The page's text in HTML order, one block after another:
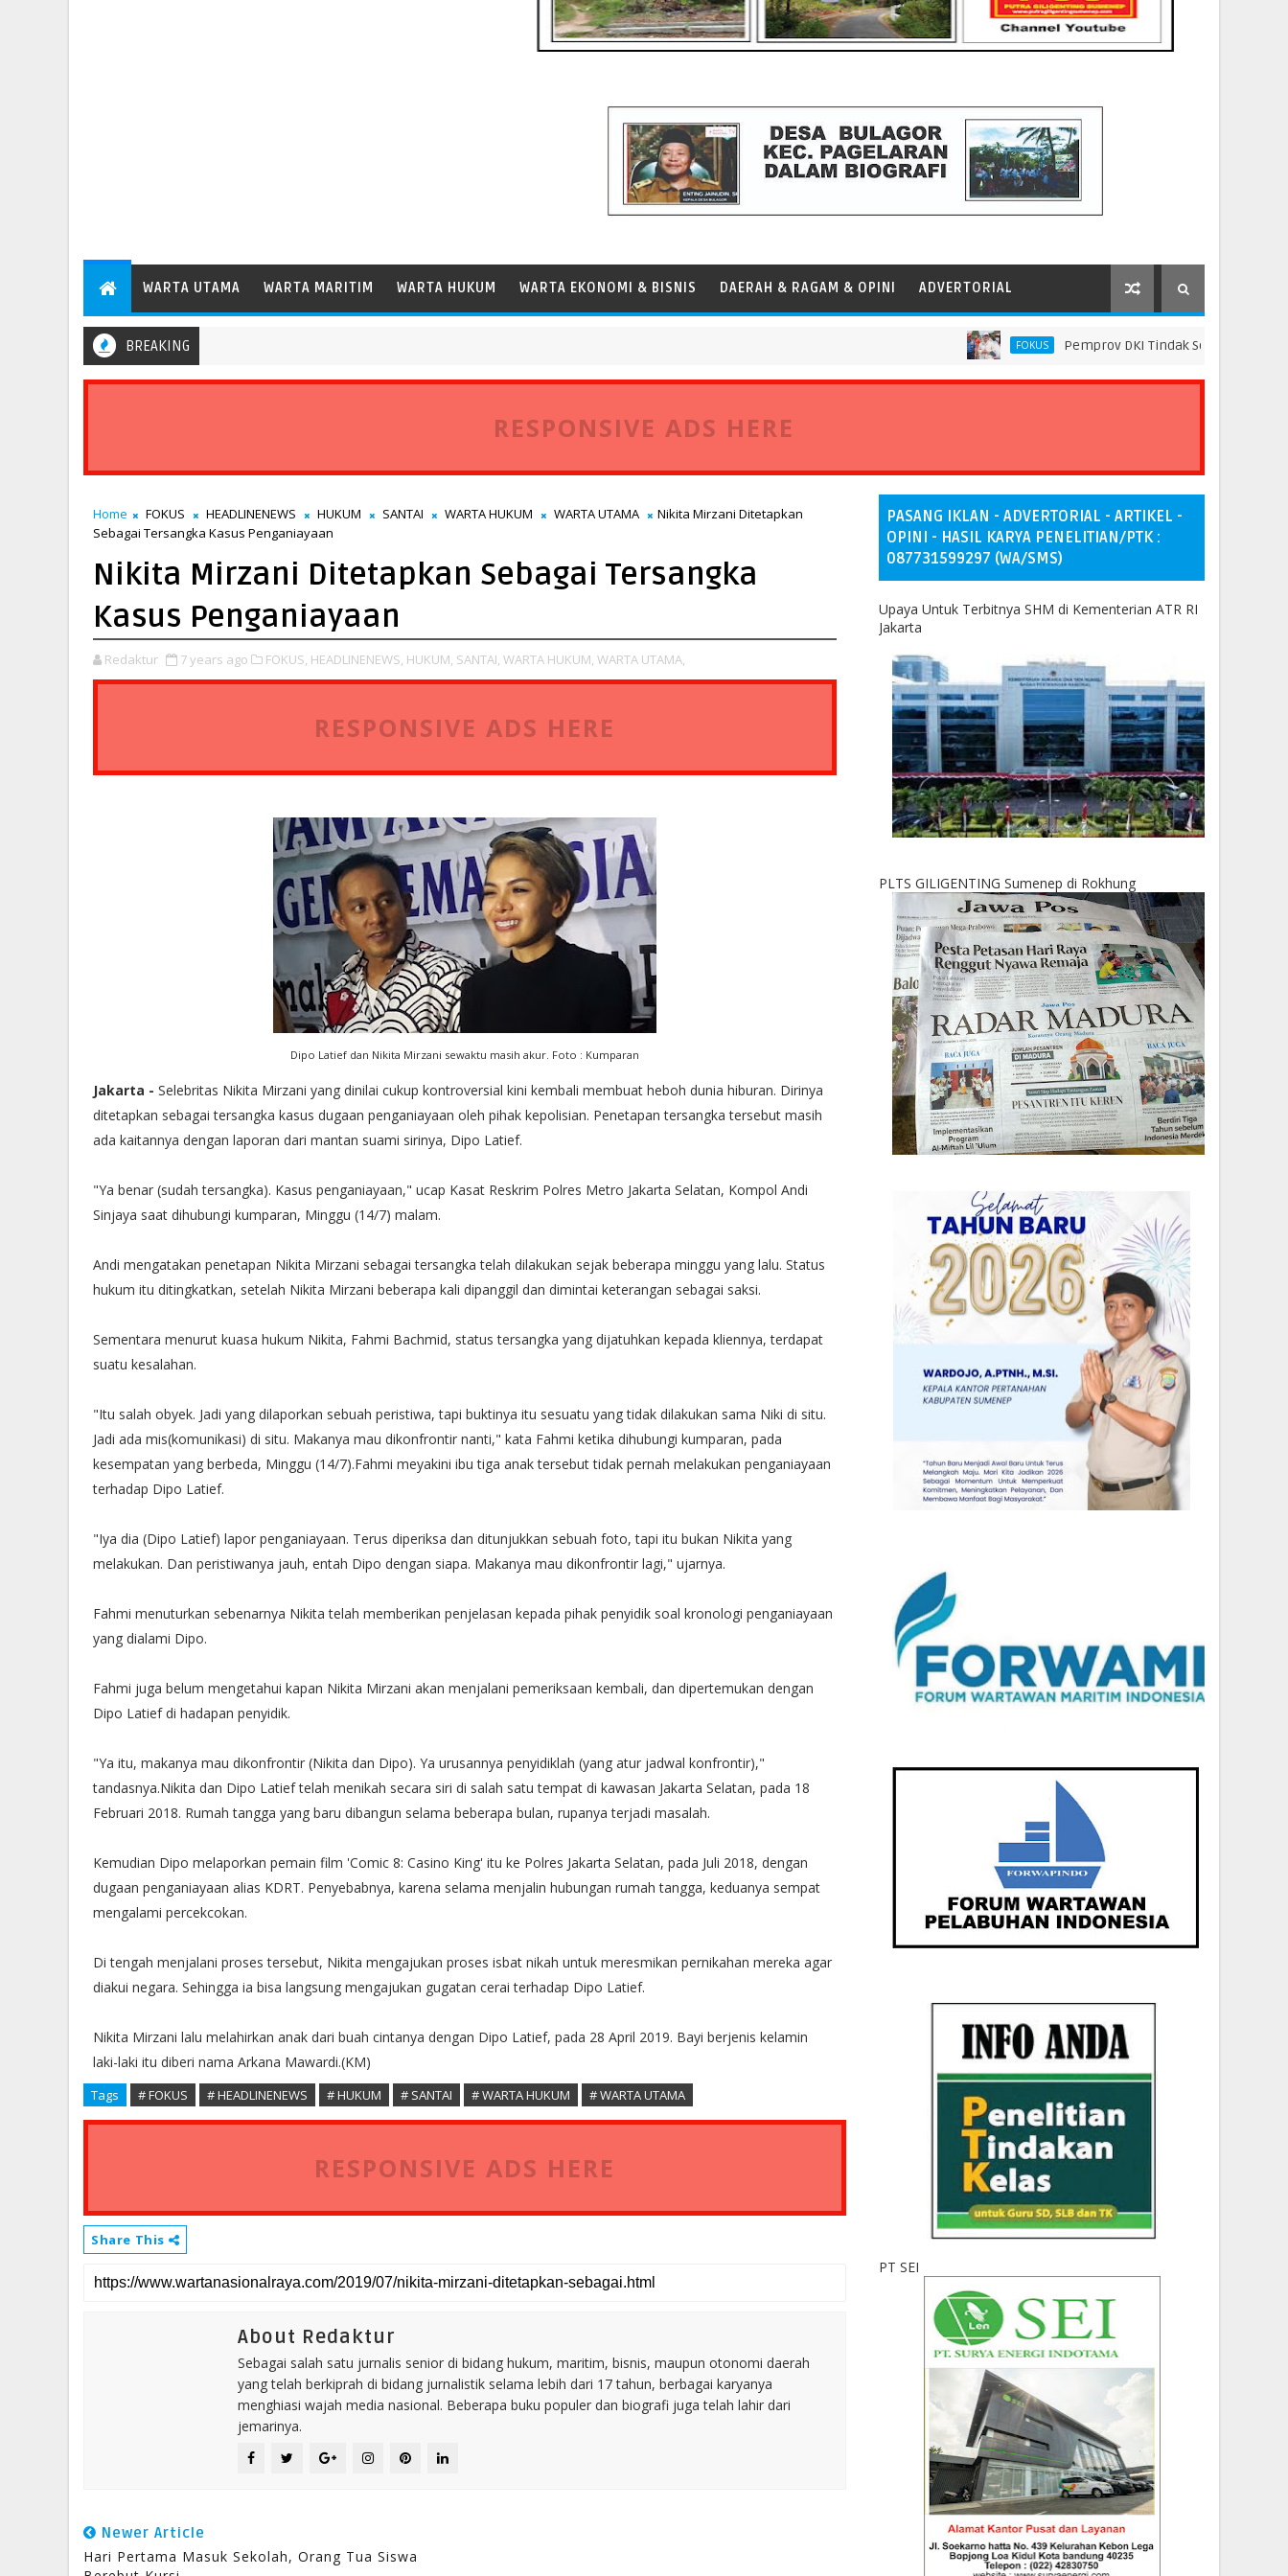
WARTA UTAMA WARTA MARITIM WARTA HUKUM WARTA EKONOMI & BISNIS DAERAH & RAGAM & OPINI ADVERTORIAL
BREAKING FOKUS Pemprov DKI Tindak Seluruh Rantai Praktik
Patimban Perdana Layani Kapal Peti Kemas Besar Kelas Panamax
RESPONSIVE ADS HERE
Home FOKUS HEADLINENEWS HUKUM SANTAI WARTA HUKUM WARTA UTAMA
Nikita Mirzani Ditetapkan
Sebagai Tersangka Kasus Penganiayaan
Nikita Mirzani Ditetapkan Sebagai Tersangka
Kasus Penganiayaan
Redaktur 7 years ago FOKUS, HEADLINENEWS, HUKUM, SANTAI, WARTA HUKUM, WARTA UTAMA,
RESPONSIVE ADS HERE
Dipo Latief dan Nikita Mirzani sewaktu masih akur. Foto : Kumparan
Jakarta - Selebritas Nikita Mirzani yang dinilai cukup kontroversial kini kembali membuat heboh dunia hiburan. Dirinya
ditetapkan sebagai tersangka kasus dugaan penganiayaan oleh pihak kepolisian. Penetapan tersangka tersebut masih
ada kaitannya dengan laporan dari mantan suami sirinya, Dipo Latief.
"Ya benar (sudah tersangka). Kasus penganiayaan," ucap Kasat Reskrim Polres Metro Jakarta Selatan, Kompol Andi
Sinjaya saat dihubungi kumparan, Minggu (14/7) malam.
Andi mengatakan penetapan Nikita Mirzani sebagai tersangka telah dilakukan sejak beberapa minggu yang lalu. Status
hukum itu ditingkatkan, setelah Nikita Mirzani beberapa kali dipanggil dan dimintai keterangan sebagai saksi.
Sementara menurut kuasa hukum Nikita, Fahmi Bachmid, status tersangka yang dijatuhkan kepada kliennya, terdapat
suatu kesalahan.
"Itu salah obyek. Jadi yang dilaporkan sebuah peristiwa, tapi buktinya itu sesuatu yang tidak dilakukan sama Niki di situ.
Jadi ada mis(komunikasi) di situ. Makanya mau dikonfrontir nanti," kata Fahmi ketika dihubungi kumparan, pada
kesempatan yang berbeda, Minggu (14/7).Fahmi meyakini ibu tiga anak tersebut tidak pernah melakukan penganiayaan
terhadap Dipo Latief.
"Iya dia (Dipo Latief) lapor penganiayaan. Terus diperiksa dan ditunjukkan sebuah foto, tapi itu bukan Nikita yang
melakukan. Dan peristiwanya jauh, entah Dipo dengan siapa. Makanya mau dikonfrontir lagi," ujarnya.
Fahmi menuturkan sebenarnya Nikita telah memberikan penjelasan kepada pihak penyidik soal kronologi penganiayaan
yang dialami Dipo.
Fahmi juga belum mengetahui kapan Nikita Mirzani akan menjalani pemeriksaan kembali, dan dipertemukan dengan
Dipo Latief di hadapan penyidik.
"Ya itu, makanya mau dikonfrontir (Nikita dan Dipo). Ya urusannya penyidiklah (yang atur jadwal konfrontir),"
tandasnya.Nikita dan Dipo Latief telah menikah secara siri di salah satu tempat di kawasan Jakarta Selatan, pada 18
Februari 2018. Rumah tangga yang baru dibangun selama beberapa bulan, rupanya terjadi masalah.
Kemudian Dipo melaporkan pemain film 'Comic 8: Casino King' itu ke Polres Jakarta Selatan, pada Juli 2018, dengan
dugaan penganiayaan alias KDRT. Penyebabnya, karena selama menjalin hubungan rumah tangga, keduanya sempat
mengalami percekcokan.
Di tengah menjalani proses tersebut, Nikita mengajukan proses isbat nikah untuk meresmikan pernikahan mereka agar
diakui negara. Sehingga ia bisa langsung mengajukan gugatan cerai terhadap Dipo Latief.
Nikita Mirzani lalu melahirkan anak dari buah cintanya dengan Dipo Latief, pada 28 April 2019. Bayi berjenis kelamin
laki-laki itu diberi nama Arkana Mawardi.(KM)
Tags # FOKUS # HEADLINENEWS # HUKUM # SANTAI # WARTA HUKUM # WARTA UTAMA
RESPONSIVE ADS HERE
Share This
About Redaktur
Sebagai salah satu jurnalis senior di bidang hukum, maritim, bisnis, maupun otonomi daerah
yang telah berkiprah di bidang jurnalistik selama lebih dari 17 tahun, berbagai karyanya
menghiasi wajah media nasional. Beberapa buku populer dan biografi juga telah lahir dari
jemarinya.
Newer Article
Hari Pertama Masuk Sekolah, Orang Tua Siswa
PASANG IKLAN - ADVERTORIAL - ARTIKEL -
OPINI - HASIL KARYA PENELITIAN/PTK :
087731599297 (WA/SMS)
Upaya Untuk Terbitnya SHM di Kementerian ATR RI
Jakarta
PLTS GILIGENTING Sumenep di Rokhung
PT SEI